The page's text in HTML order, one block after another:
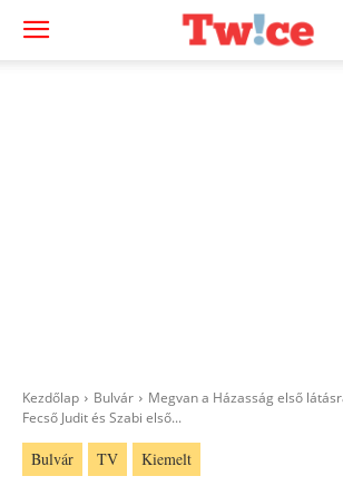
Kezdőlap Bulvár
Megvan a Házasság első
Fecső Judit és Szabi első...
Bulvár TV Kiemelt